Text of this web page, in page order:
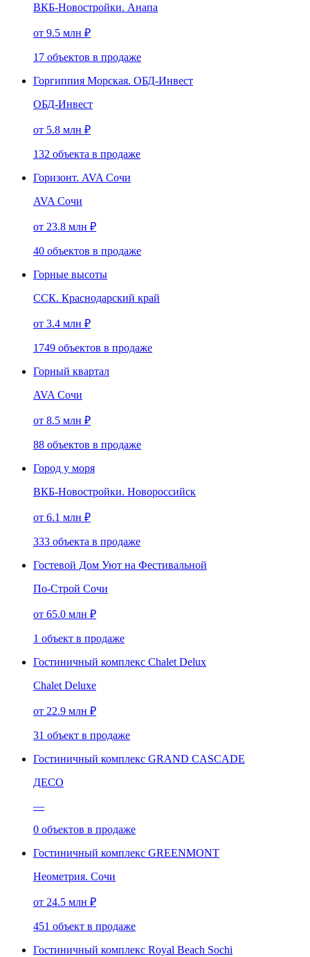
ВКБ-Новостройки. Анапа
от 9.5 млн ₽
17 объектов в продаже
Горгиппия Морская. ОБД-Инвест
ОБД-Инвест
от 5.8 млн ₽
132 объекта в продаже
Горизонт. AVA Сочи
AVA Сочи
от 23.8 млн ₽
40 объектов в продаже
Горные высоты
ССК. Краснодарский край
от 3.4 млн ₽
1749 объектов в продаже
Горный квартал
AVA Сочи
от 8.5 млн ₽
88 объектов в продаже
Город у моря
ВКБ-Новостройки. Новороссийск
от 6.1 млн ₽
333 объекта в продаже
Гостевой Дом Уют на Фестивальной
По-Строй Сочи
от 65.0 млн ₽
1 объект в продаже
Гостиничный комплекс Chalet Delux
Chalet Deluxe
от 22.9 млн ₽
31 объект в продаже
Гостиничный комплекс GRAND CASCADE
ДЕСО
—
0 объектов в продаже
Гостиничный комплекс GREENMONT
Неометрия. Сочи
от 24.5 млн ₽
451 объект в продаже
Гостиничный комплекс Royal Beach Sochi